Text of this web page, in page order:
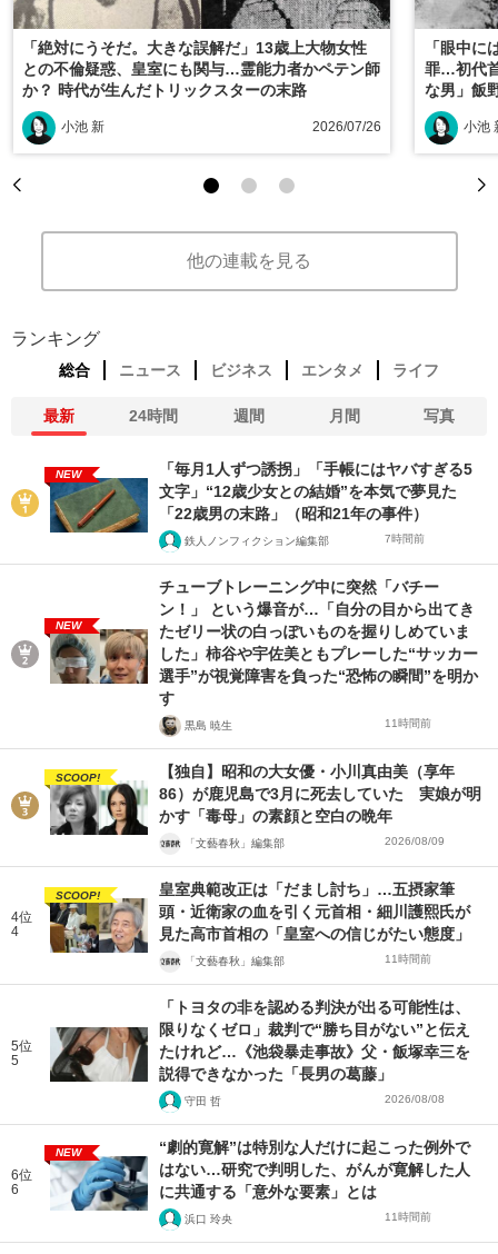
「絶対にうそだ。大きな誤解だ」13歳上大物女性
との不倫疑惑、皇室にも関与…霊能力者かペテン師
か？ 時代が生んだトリックスターの末路
小池 新 2026/07/26
「眼中に
罪…初代
な男」飯
小池
他の連載を見る
ランキング
総合 ニュース ビジネス エンタメ ライフ
最新 24時間 週間 月間 写真
NEW
「毎月1人ずつ誘拐」「手帳にはヤバすぎる5
文字」“12歳少女との結婚”を本気で夢見た
「22歳男の末路」（昭和21年の事件）
鉄人ノンフィクション編集部 7時間前
NEW
チューブトレーニング中に突然「バチー
ン！」 という爆音が…「自分の目から出てき
たゼリー状の白っぽいものを握りしめていま
した」柿谷や宇佐美ともプレーした“サッカー
選手”が視覚障害を負った“恐怖の瞬間”を明か
す
黒島 暁生 11時間前
SCOOP!
【独自】昭和の大女優・小川真由美（享年
86）が鹿児島で3月に死去していた 実娘が明
かす「毒母」の素顔と空白の晩年
「文藝春秋」編集部 2026/08/09
4位
4
SCOOP!
皇室典範改正は「だまし討ち」…五摂家筆
頭・近衛家の血を引く元首相・細川護熙氏が
見た高市首相の「皇室への信じがたい態度」
「文藝春秋」編集部 11時間前
5位
5
「トヨタの非を認める判決が出る可能性は、
限りなくゼロ」裁判で“勝ち目がない”と伝え
たけれど…《池袋暴走事故》父・飯塚幸三を
説得できなかった「長男の葛藤」
守田 哲 2026/08/08
6位
6
NEW
“劇的寛解”は特別な人だけに起こった例外で
はない…研究で判明した、がんが寛解した人
に共通する「意外な要素」とは
浜口 玲央 11時間前